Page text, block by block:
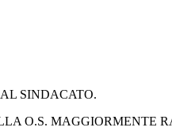
SINDACATO.
O.S. MAGGIORMENTE